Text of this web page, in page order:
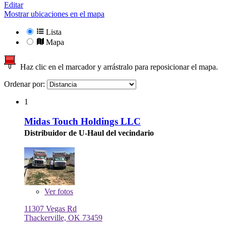
Editar
Mostrar ubicaciones en el mapa
Lista
Mapa
Haz clic en el marcador y arrástralo para reposicionar el mapa.
Ordenar por:
1
Midas Touch Holdings LLC
Distribuidor de U-Haul del vecindario
Verfotos
11307 Vegas Rd
Thackerville, OK 73459